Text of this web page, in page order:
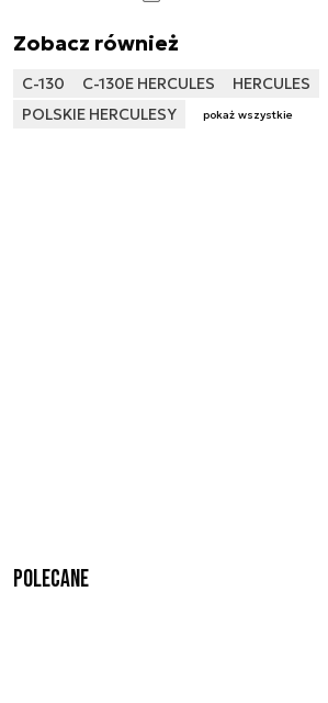
Zobacz również
C-130 C-130E HERCULES
HERCULES
POLSKIE HERCULESY
pokaż wszystkie
Polecane